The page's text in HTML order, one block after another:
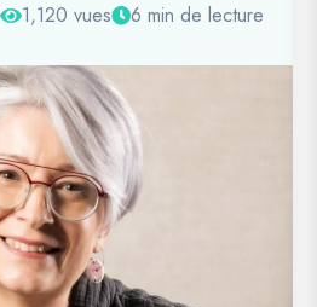
1,120 vues 6 min de lecture